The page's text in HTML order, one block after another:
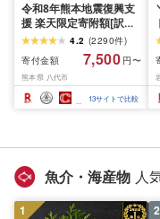
令和8年熊本地震復興支
援 楽天限定寄附額[訳あ
り]牛タン 500g〜2kg 肉
牛肉 訳あり 牛タン 冷凍
小分け 厚切り 薄切り 食
べ比べ 500g 1kg 1.5kg
2kg 牛 人気 ビーフ 牛た
ん ふるさと納税 ランキ
4.2 (2290件)
寄付金額
7,500 円〜
熊本県 八代市
13サイトで比較
魚介・海産物 人
1 2